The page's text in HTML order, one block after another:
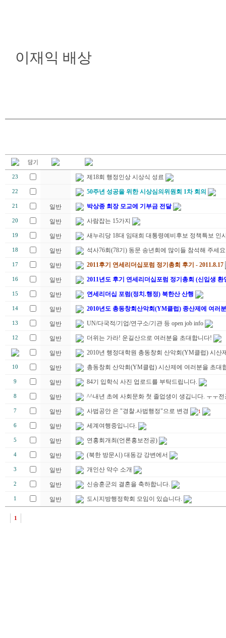
이재익 배상
23 제18회 행정인상 시상식 성료
22 50주년 성공을 위한 시상심의위원회 1차 회의
21 일반 박상종 회장 모교에 기부금 전달
20 일반 사람잡는 15가지
19 일반 새누리당 18대 임태희 대통령예비후보 정책특보 인
18 일반 석사76회(78기) 동문 송년회에 많이들 참석해 주세요
17 일반 2011후기 연세리더십포럼 정기총회 후기 - 2011.8.17
16 일반 2011년도 후기 연세리더십포럼 정기총회 (신입생
15 일반 연세리더십 포럼(정치.행정) 북한산 산행
14 일반 2010년도 총동창회산악회(YM클럽) 종산제에 여러
13 일반 UN/다국적/기업/연구소/기관 등 open job info
12 일반 더위는 가라! 운길산으로 여러분을 초대합니다!
일반 2010년 행정대학원 총동창회 산악회(YM클럽) 시산
10 일반 총동창회 산악회(YM클럽) 시산제에 여러분을 초대
9 일반 84기 입학식 사진 업로드를 부탁드립니다.
8 일반 ^^내년 초에 사회문화 첫 졸업생이 생깁니다. ㅜㅜ
7 일반 사법공안 은 "경찰.사법행정"으로 변경 1
6 일반 세계여행중입니다.
5 일반 연홍회개최(언론홍보전공)
4 일반 (북한 방문시) 대동강 강변에서
3 일반 개인산 약수 소개
2 일반 신송훈군의 결혼을 축하합니다.
1 일반 도시지방행정학회 모임이 있습니다.
1